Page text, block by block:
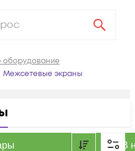
оборудование
Межсетевые экраны
В